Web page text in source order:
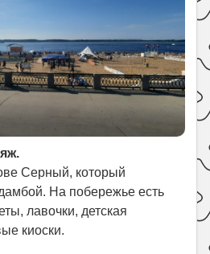
Серный, который
На побережье есть
лавочки, детская
киоски.